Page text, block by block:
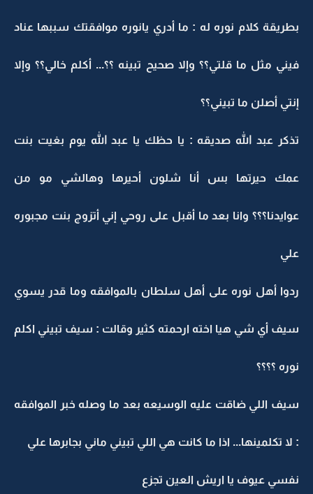
بطريقة كلام نوره له : ما أدري يانوره موافقتك سببها عناد
فيني مثل ما قلتي؟؟ وإلا صحيح تبينه ؟؟... أكلم خالي؟؟ وإلا
إنتي أصلن ما تبيني؟؟
تذكر عبد الله صديقه : يا حظك يا عبد الله يوم بغيت بنت
عمك حيرتها بس أنا شلون أحيرها وهالشي مو من
عوايدنا؟؟؟ وانا بعد ما أقبل على روحي إني أتزوج بنت مجبوره
علي
ردوا أهل نوره على أهل سلطان بالموافقه وما قدر يسوي
سيف أي شي هيا اخته ارحمته كثير وقالت : سيف تبيني اكلم
نوره ؟؟؟؟
سيف اللي ضاقت عليه الوسيعه بعد ما وصله خبر الموافقه
: لا تكلمينها... اذا ما كانت هي اللي تبيني ماني بجابرها علي
نفسي عيوف يا اريش العين تجزع